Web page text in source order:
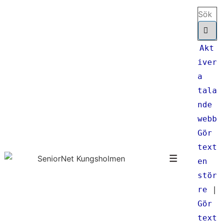
Meny
Sök
efter:
Akt
iver
a
tala
nde
webb
Gör
text
en
stör
re |
Gör
text